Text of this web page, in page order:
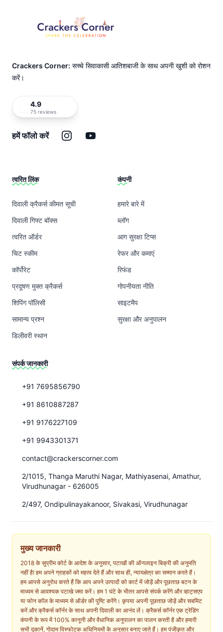
Crackers Corner: सच्चे सिवाकासी आतिशबाजी के साथ अपनी खुशी को रोशन
करें।
4.9
75 reviews
हमें फॉलो करें इंस्टाग्रामयूट्यूब
त्वरित लिंक
दिवाली क्रैकर्स कीमत सूची
दिवाली गिफ्ट बॉक्स
त्वरित ऑर्डर
चिट स्कीम
कॉर्पोरेट
प्रदूषण मुक्त क्रैकर्स
शिपिंग पॉलिसी
सामान्य प्रश्न
डिलीवरी स्थान
कंपनी
हमारे बारे में
ब्लॉग
आग सुरक्षा टिप्स
रेफर और कमाएं
रिफंड
गोपनीयता नीति
साइटमैप
सुरक्षा और अनुपालन
संपर्क जानकारी
+91 7695856790
+91 8610887287
+91 9176227109
+91 9943301371
contact@crackerscorner.com
2/1015, Thanga Maruthi Nagar, Mathiyasenai, Amathur,
Virudhunagar - 626005
2/497, Ondipulinayakanoor, Sivakasi, Virudhunagar
मुख्य जानकारी
2018 के सुप्रीम कोर्ट के आदेश के अनुसार, पटाखों की ऑनलाइन बिक्री की अनुमति
नहीं है! हम अपने ग्राहकों को महत्व देते हैं और साथ ही, न्यायक्षेत्र का सम्मान करते हैं।
हम आपसे अनुरोध करते हैं कि आप अपने उत्पादों को कार्ट में जोड़ें और पूछताछ बटन के
माध्यम से आवश्यक पटाखे जमा करें। हम 1 घंटे के भीतर आपसे संपर्क करेंगे और व्हाट्सएप
या फोन कॉल के माध्यम से ऑर्डर की पुष्टि करेंगे। कृपया अपनी पूछताछ जोड़ें और सबमिट
करें और क्रैकर्स कॉर्नर के साथ अपनी दिवाली का आनंद लें। क्रैकर्स कॉर्नर एक ट्रेडिंग
कंपनी के रूप में 100% कानूनी और वैधानिक अनुपालन का पालन करती है और हमारी
सभी दुकानें, गोदाम विस्फोटक अधिनियमों के अनुसार बनाए जाते हैं। हम पंजीकृत और